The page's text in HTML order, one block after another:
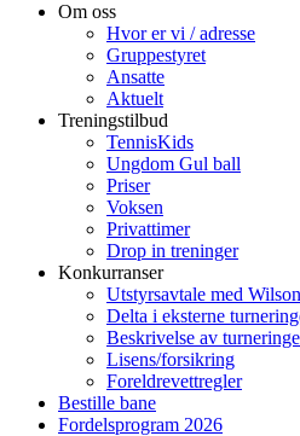
Om oss
Hvor er vi / adresse
Gruppestyret
Ansatte
Aktuelt
Treningstilbud
TennisKids
Ungdom Gul ball
Priser
Voksen
Privattimer
Drop in treninger
Konkurranser
Utstyrsavtale med
Delta i eksterne
Beskrivelse av
Lisens/forsikring
Foreldrevettregler
Bestille bane
Fordelsprogram 2026